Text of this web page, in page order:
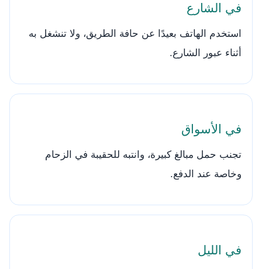
في الشارع
استخدم الهاتف بعيدًا عن حافة الطريق، ولا تنشغل به
أثناء عبور الشارع.
في الأسواق
تجنب حمل مبالغ كبيرة، وانتبه للحقيبة في الزحام
وخاصة عند الدفع.
في الليل